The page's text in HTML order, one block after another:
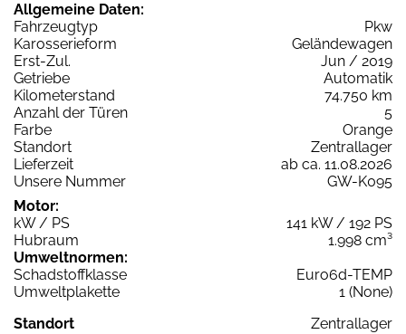
Allgemeine Daten:
Fahrzeugtyp
Pkw
Karosserieform
Geländewagen
Erst-Zul.
Jun / 2019
Getriebe
Automatik
Kilometerstand
74.750 km
Anzahl der Türen
5
Farbe
Orange
Standort
Zentrallager
Lieferzeit
ab ca. 11.08.2026
Unsere Nummer
GW-K095
Motor:
kW / PS
141 kW / 192 PS
Hubraum
1.998 cm³
Umweltnormen:
Schadstoffklasse
Euro6d-TEMP
Umweltplakette
1 (None)
Standort
Zentrallager